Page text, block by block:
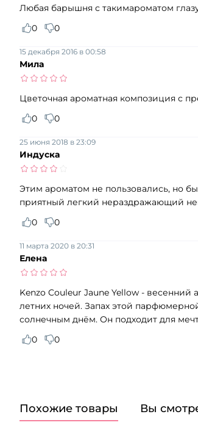
Любая барышня с такимароматом
0
0
Мила
15 декабря 2016 в 00:58
Цветочная ароматная композиция с
0
0
Индуска
25 июня 2018 в 23:09
Этим ароматом не пользовались, но
приятный легкий нераздражающий
0
0
Елена
11 марта 2020 в 20:31
Kenzo Couleur Jaune Yellow -
летних ночей. Запах этой
солнечным днём. Он подходит для
0
0
Похожие товары Вы